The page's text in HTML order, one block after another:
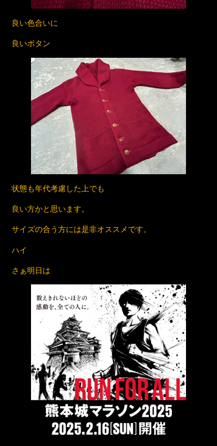
良い色合いに
良いボタン
状態も年代考慮した上でも
良い方かと思います。
サイズの合う方には是非オススメです。
ハイ
さぁ明日は